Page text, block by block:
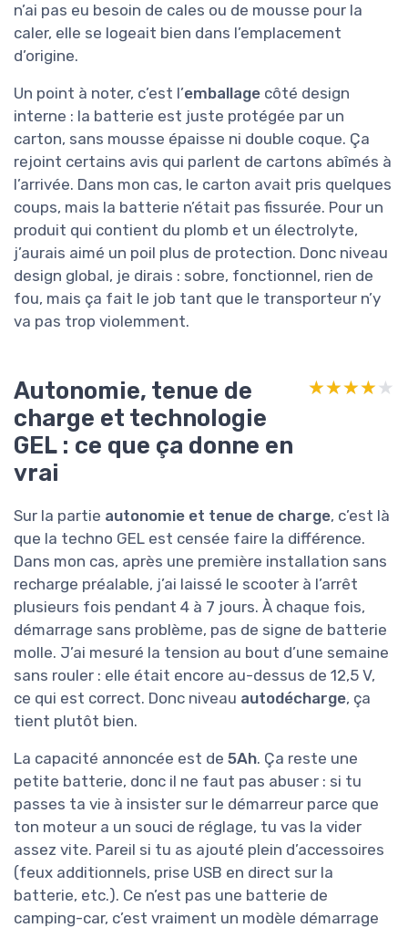
n’ai pas eu besoin de cales ou de mousse pour la
caler, elle se logeait bien dans l’emplacement
d’origine.
Un point à noter, c’est l’emballage côté design
interne : la batterie est juste protégée par un
carton, sans mousse épaisse ni double coque. Ça
rejoint certains avis qui parlent de cartons abîmés à
l’arrivée. Dans mon cas, le carton avait pris quelques
coups, mais la batterie n’était pas fissurée. Pour un
produit qui contient du plomb et un électrolyte,
j’aurais aimé un poil plus de protection. Donc niveau
design global, je dirais : sobre, fonctionnel, rien de
fou, mais ça fait le job tant que le transporteur n’y
va pas trop violemment.
Autonomie, tenue de
charge et technologie
GEL : ce que ça donne en
vrai
★★★★★
★★★★★
Sur la partie autonomie et tenue de charge, c’est là
que la techno GEL est censée faire la différence.
Dans mon cas, après une première installation sans
recharge préalable, j’ai laissé le scooter à l’arrêt
plusieurs fois pendant 4 à 7 jours. À chaque fois,
démarrage sans problème, pas de signe de batterie
molle. J’ai mesuré la tension au bout d’une semaine
sans rouler : elle était encore au-dessus de 12,5 V,
ce qui est correct. Donc niveau autodécharge, ça
tient plutôt bien.
La capacité annoncée est de 5Ah. Ça reste une
petite batterie, donc il ne faut pas abuser : si tu
passes ta vie à insister sur le démarreur parce que
ton moteur a un souci de réglage, tu vas la vider
assez vite. Pareil si tu as ajouté plein d’accessoires
(feux additionnels, prise USB en direct sur la
batterie, etc.). Ce n’est pas une batterie de
camping-car, c’est vraiment un modèle démarrage